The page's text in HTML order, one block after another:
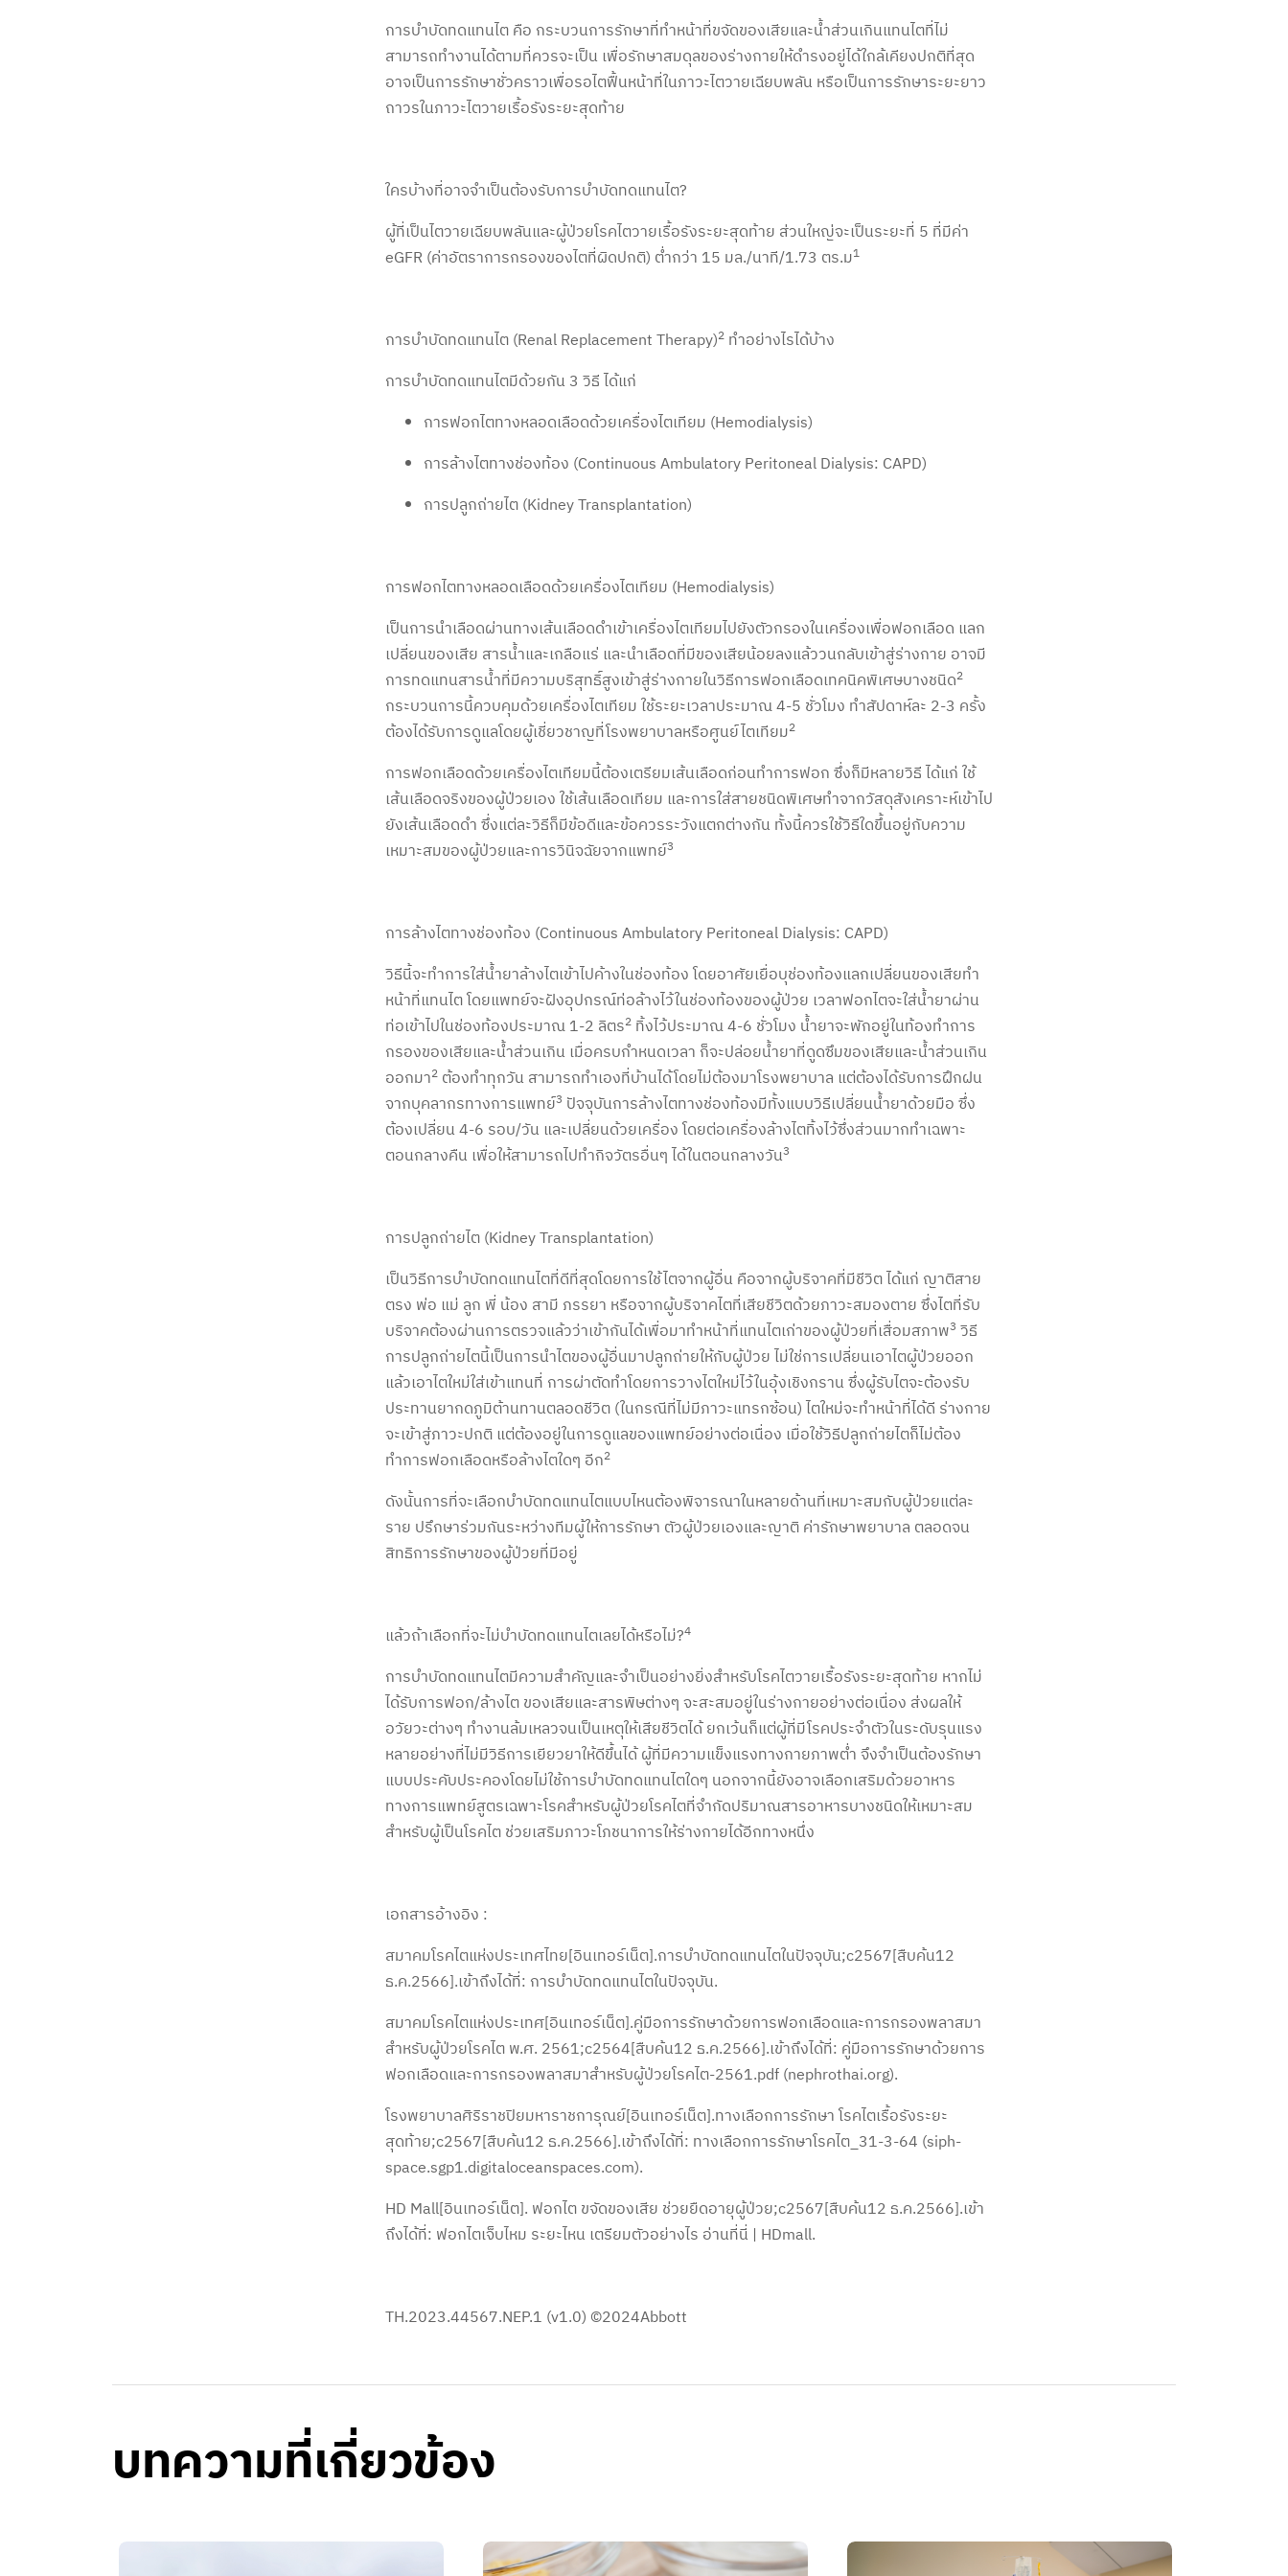
การบำบัดทดแทนไต คือ กระบวนการรักษาที่ทำหน้าที่ขจัดของเสียและน้ำส่วนเกินแทนไตที่ไม่
สามารถทำงานได้ตามที่ควรจะเป็น เพื่อรักษาสมดุลของร่างกายให้ดำรงอยู่ได้ใกล้เคียงปกติที่สุด
อาจเป็นการรักษาชั่วคราวเพื่อรอไตฟื้นหน้าที่ในภาวะไตวายเฉียบพลัน หรือเป็นการรักษาระยะยาว
ถาวรในภาวะไตวายเรื้อรังระยะสุดท้าย
ใครบ้างที่อาจจำเป็นต้องรับการบำบัดทดแทนไต?
ผู้ที่เป็นไตวายเฉียบพลันและผู้ป่วยโรคไตวายเรื้อรังระยะสุดท้าย ส่วนใหญ่จะเป็นระยะที่ 5 ที่มีค่า
eGFR (ค่าอัตราการกรองของไตที่ผิดปกติ) ต่ำกว่า 15 มล./นาที/1.73 ตร.ม1
การบำบัดทดแทนไต (Renal Replacement Therapy)2 ทำอย่างไรได้บ้าง
การบำบัดทดแทนไตมีด้วยกัน 3 วิธี ได้แก่
การฟอกไตทางหลอดเลือดด้วยเครื่องไตเทียม (Hemodialysis)
การล้างไตทางช่องท้อง (Continuous Ambulatory Peritoneal Dialysis: CAPD)
การปลูกถ่ายไต (Kidney Transplantation)
การฟอกไตทางหลอดเลือดด้วยเครื่องไตเทียม (Hemodialysis)
เป็นการนำเลือดผ่านทางเส้นเลือดดำเข้าเครื่องไตเทียมไปยังตัวกรองในเครื่องเพื่อฟอกเลือด แลก
เปลี่ยนของเสีย สารน้ำและเกลือแร่ และนำเลือดที่มีของเสียน้อยลงแล้ววนกลับเข้าสู่ร่างกาย อาจมี
การทดแทนสารน้ำที่มีความบริสุทธิ์สูงเข้าสู่ร่างกายในวิธีการฟอกเลือดเทคนิคพิเศษบางชนิด2
กระบวนการนี้ควบคุมด้วยเครื่องไตเทียม ใช้ระยะเวลาประมาณ 4-5 ชั่วโมง ทำสัปดาห์ละ 2-3 ครั้ง
ต้องได้รับการดูแลโดยผู้เชี่ยวชาญที่โรงพยาบาลหรือศูนย์ไตเทียม2
การฟอกเลือดด้วยเครื่องไตเทียมนี้ต้องเตรียมเส้นเลือดก่อนทำการฟอก ซึ่งก็มีหลายวิธี ได้แก่ ใช้
เส้นเลือดจริงของผู้ป่วยเอง ใช้เส้นเลือดเทียม และการใส่สายชนิดพิเศษทำจากวัสดุสังเคราะห์เข้าไป
ยังเส้นเลือดดำ ซึ่งแต่ละวิธีก็มีข้อดีและข้อควรระวังแตกต่างกัน ทั้งนี้ควรใช้วิธีใดขึ้นอยู่กับความ
เหมาะสมของผู้ป่วยและการวินิจฉัยจากแพทย์3
การล้างไตทางช่องท้อง (Continuous Ambulatory Peritoneal Dialysis: CAPD)
วิธีนี้จะทำการใส่น้ำยาล้างไตเข้าไปค้างในช่องท้อง โดยอาศัยเยื่อบุช่องท้องแลกเปลี่ยนของเสียทำ
หน้าที่แทนไต โดยแพทย์จะฝังอุปกรณ์ท่อล้างไว้ในช่องท้องของผู้ป่วย เวลาฟอกไตจะใส่น้ำยาผ่าน
ท่อเข้าไปในช่องท้องประมาณ 1-2 ลิตร2 ทิ้งไว้ประมาณ 4-6 ชั่วโมง น้ำยาจะพักอยู่ในท้องทำการ
กรองของเสียและน้ำส่วนเกิน เมื่อครบกำหนดเวลา ก็จะปล่อยน้ำยาที่ดูดซึมของเสียและน้ำส่วนเกิน
ออกมา2 ต้องทำทุกวัน สามารถทำเองที่บ้านได้โดยไม่ต้องมาโรงพยาบาล แต่ต้องได้รับการฝึกฝน
จากบุคลากรทางการแพทย์3 ปัจจุบันการล้างไตทางช่องท้องมีทั้งแบบวิธีเปลี่ยนน้ำยาด้วยมือ ซึ่ง
ต้องเปลี่ยน 4-6 รอบ/วัน และเปลี่ยนด้วยเครื่อง โดยต่อเครื่องล้างไตทิ้งไว้ซึ่งส่วนมากทำเฉพาะ
ตอนกลางคืน เพื่อให้สามารถไปทำกิจวัตรอื่นๆ ได้ในตอนกลางวัน3
การปลูกถ่ายไต (Kidney Transplantation)
เป็นวิธีการบำบัดทดแทนไตที่ดีที่สุดโดยการใช้ไตจากผู้อื่น คือจากผู้บริจาคที่มีชีวิต ได้แก่ ญาติสาย
ตรง พ่อ แม่ ลูก พี่ น้อง สามี ภรรยา หรือจากผู้บริจาคไตที่เสียชีวิตด้วยภาวะสมองตาย ซึ่งไตที่รับ
บริจาคต้องผ่านการตรวจแล้วว่าเข้ากันได้เพื่อมาทำหน้าที่แทนไตเก่าของผู้ป่วยที่เสื่อมสภาพ3 วิธี
การปลูกถ่ายไตนี้เป็นการนำไตของผู้อื่นมาปลูกถ่ายให้กับผู้ป่วย ไม่ใช่การเปลี่ยนเอาไตผู้ป่วยออก
แล้วเอาไตใหม่ใส่เข้าแทนที่ การผ่าตัดทำโดยการวางไตใหม่ไว้ในอุ้งเชิงกราน ซึ่งผู้รับไตจะต้องรับ
ประทานยากดภูมิต้านทานตลอดชีวิต (ในกรณีที่ไม่มีภาวะแทรกซ้อน) ไตใหม่จะทำหน้าที่ได้ดี ร่างกาย
จะเข้าสู่ภาวะปกติ แต่ต้องอยู่ในการดูแลของแพทย์อย่างต่อเนื่อง เมื่อใช้วิธีปลูกถ่ายไตก็ไม่ต้อง
ทำการฟอกเลือดหรือล้างไตใดๆ อีก2
ดังนั้นการที่จะเลือกบำบัดทดแทนไตแบบไหนต้องพิจารณาในหลายด้านที่เหมาะสมกับผู้ป่วยแต่ละ
ราย ปรึกษาร่วมกันระหว่างทีมผู้ให้การรักษา ตัวผู้ป่วยเองและญาติ ค่ารักษาพยาบาล ตลอดจน
สิทธิการรักษาของผู้ป่วยที่มีอยู่
แล้วถ้าเลือกที่จะไม่บำบัดทดแทนไตเลยได้หรือไม่?4
การบำบัดทดแทนไตมีความสำคัญและจำเป็นอย่างยิ่งสำหรับโรคไตวายเรื้อรังระยะสุดท้าย หากไม่
ได้รับการฟอก/ล้างไต ของเสียและสารพิษต่างๆ จะสะสมอยู่ในร่างกายอย่างต่อเนื่อง ส่งผลให้
อวัยวะต่างๆ ทำงานล้มเหลวจนเป็นเหตุให้เสียชีวิตได้ ยกเว้นก็แต่ผู้ที่มีโรคประจำตัวในระดับรุนแรง
หลายอย่างที่ไม่มีวิธีการเยียวยาให้ดีขึ้นได้ ผู้ที่มีความแข็งแรงทางกายภาพต่ำ จึงจำเป็นต้องรักษา
แบบประคับประคองโดยไม่ใช้การบำบัดทดแทนไตใดๆ นอกจากนี้ยังอาจเลือกเสริมด้วยอาหาร
ทางการแพทย์สูตรเฉพาะโรคสำหรับผู้ป่วยโรคไตที่จำกัดปริมาณสารอาหารบางชนิดให้เหมาะสม
สำหรับผู้เป็นโรคไต ช่วยเสริมภาวะโภชนาการให้ร่างกายได้อีกทางหนึ่ง
เอกสารอ้างอิง :
สมาคมโรคไตแห่งประเทศไทย[อินเทอร์เน็ต].การบำบัดทดแทนไตในปัจจุบัน;c2567[สืบค้น12
ธ.ค.2566].เข้าถึงได้ที่: การบำบัดทดแทนไตในปัจจุบัน.
สมาคมโรคไตแห่งประเทศ[อินเทอร์เน็ต].คู่มือการรักษาด้วยการฟอกเลือดและการกรองพลาสมา
สำหรับผู้ป่วยโรคไต พ.ศ. 2561;c2564[สืบค้น12 ธ.ค.2566].เข้าถึงได้ที่: คู่มือการรักษาด้วยการ
ฟอกเลือดและการกรองพลาสมาสำหรับผู้ป่วยโรคไต-2561.pdf (nephrothai.org).
โรงพยาบาลศิริราชปิยมหาราชการุณย์[อินเทอร์เน็ต].ทางเลือกการรักษา โรคไตเรื้อรังระยะ
สุดท้าย;c2567[สืบค้น12 ธ.ค.2566].เข้าถึงได้ที่: ทางเลือกการรักษาโรคไต_31-3-64 (siph-
space.sgp1.digitaloceanspaces.com).
HD Mall[อินเทอร์เน็ต]. ฟอกไต ขจัดของเสีย ช่วยยืดอายุผู้ป่วย;c2567[สืบค้น12 ธ.ค.2566].เข้า
ถึงได้ที่: ฟอกไตเจ็บไหม ระยะไหน เตรียมตัวอย่างไร อ่านที่นี่ | HDmall.
TH.2023.44567.NEP.1 (v1.0) ©2024Abbott
บทความที่เกี่ยวข้อง